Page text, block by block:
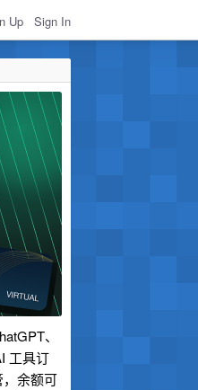
Up Sign In
、
工具订
余额可